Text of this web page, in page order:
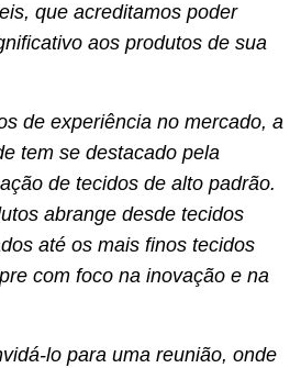
que acreditamos poder
aos produtos de sua
de experiência no mercado, a
tem se destacado pela
de tecidos de alto padrão.
abrange desde tecidos
até os mais finos tecidos
com foco na inovação e na
lo para uma reunião, onde